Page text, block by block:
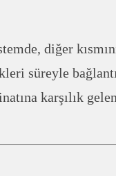
diğer
süreyle
karşılık